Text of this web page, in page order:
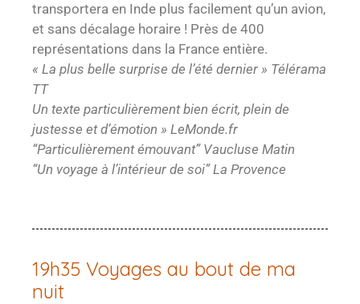
transportera en Inde plus facilement qu’un avion,
et sans décalage horaire ! Près de 400
représentations dans la France entière.
« La plus belle surprise de l’été dernier » Télérama
TT
Un texte particulièrement bien écrit, plein de
justesse et d’émotion » LeMonde.fr
“Particulièrement émouvant” Vaucluse Matin
“Un voyage à l’intérieur de soi” La Provence
19h35 Voyages au bout de ma
nuit